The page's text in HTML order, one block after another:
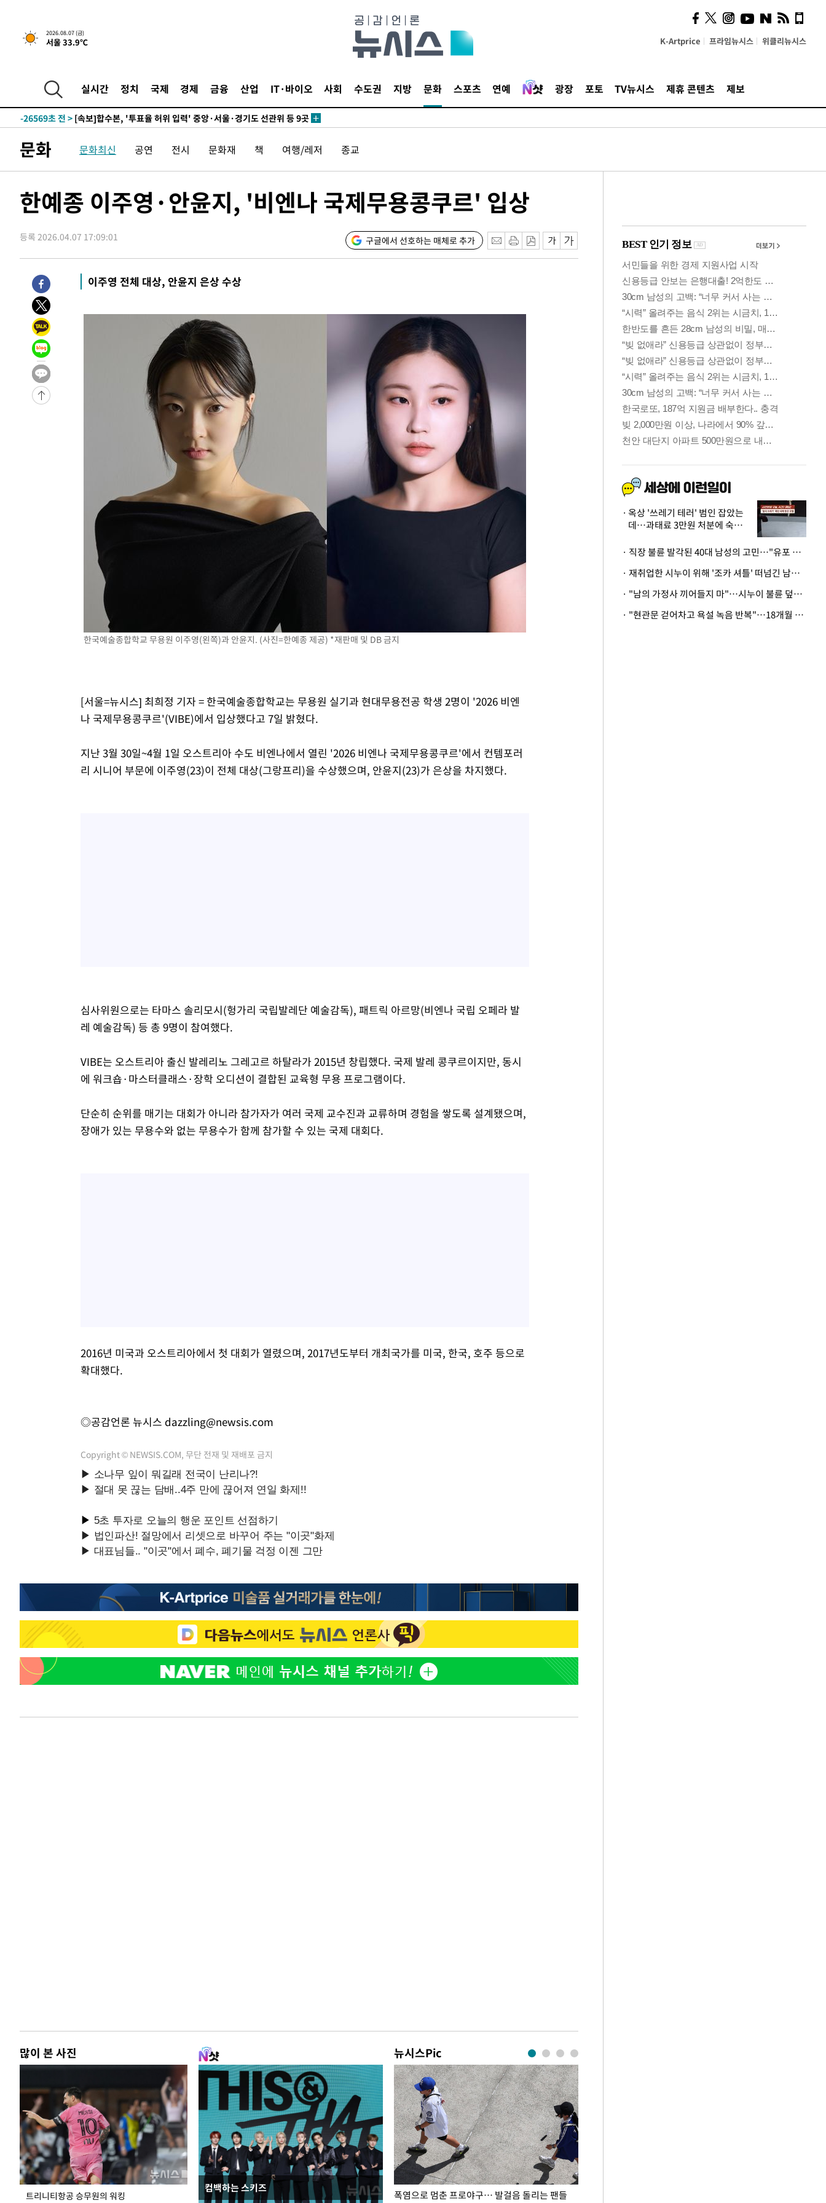
2026.08.07 (금)
서울 33.9℃ K-Artprice 프라임뉴시스 위클리뉴시스
실시간 정치 국제 경제 금융 산업 IT·바이오 사회 수도권 지방 문화 스포츠 연예 광장 포토 TV뉴시스 제휴 콘텐츠 제보
-29731초 전 >민주 콩고 에볼라환자 4천명 돌파, 4053명 발생 1850명 사망
-28981초 전 >[속보]'300억원대 사기 혐의' 차가원 대표 구속 송치
-26688초 전 >
[속보]경찰·노동부, HL만도 평택사업장 끼임 사망 관련 압수수색
-26569초 전 >
압수수색
-26324초 전 > [속보]원·달러 환율, 오전 9시 1423.8원
-26106초 전 >
[속보]코스닥, 5.95포인트(0.74%) 상승한 807.62개장
-26074초 전 >[속보]코스피, 6300선 재탈환…1.09% 오른 6365.07 개장
태
-22537초 전 >입추에도 극한더위…서울 낮 39도 '폭염중대경보'
례 큰 폭발음
-16216초 전 >[속보]美, 폴리실리콘 수입 규제…파생제품 15% 관세, 120일 후
-14367초 전 >[속보]트럼프, 美 원정출산 금지 행정명령 서명
-12067초 전 >
[속보] 뉴욕증시, 일제 하락 마감…나스닥 0.06%↓
-29731초 전 >
민주 콩고 에볼라환자 4천명 돌파, 4053명 발생 1850명 사망
-28981초 전 >
-28175초 전 >
"미 전국적 살모네라 식중독 원인은 멕시코산 할라피뇨"-- CDC
-26688초 전 >
[속보]경찰·노동부, HL만도 평택사업장 끼임 사망 관련 압수수색
-26569초 전 >
[속보]합수본, '투표율 허위 입력' 중앙·서울·경기도 선관위 등 9곳
압수수색
-26324초 전 >
[속보]원·달러 환율, 오전 9시 1423.8원
-26120초 전 >
[속보]삼성전자·SK하이닉스 동반 강보합…1%대 상승 출발
[속보]코스닥, 5.95포인트(0.74%) 상승한 807.62개장
[속보]코스피, 6300선 재탈환…1.09% 오른 6365.07 개장
시리아 다마스쿠스 교외에서 미니버스 폭발.. 14명 부상, 3명은 중
입추에도 극한더위…서울 낮 39도 '폭염중대경보'
이란, 호르무즈서 "적국 목표물들"과 대치로 남부 케슘섬에서 두차
[속보]美, 폴리실리콘 수입 규제…파생제품 15% 관세, 120일 후
[속보]트럼프, 美 원정출산 금지 행정명령 서명
[속보] 뉴욕증시, 일제 하락 마감…나스닥 0.06%↓
문화 문화최신 공연 전시 문화재 책 여행/레저 종교
한예종 이주영·안윤지, '비엔나 국제무용콩쿠르' 입상
등록 2026.04.07 17:09:01 구글에서 선호하는 매체로 추가
이주영 전체 대상, 안윤지 은상 수상
한국예술종합학교 무용원 이주영(왼쪽)과 안윤지. (사진=한예종 제공) *재판매 및 DB 금지
[서울=뉴시스] 최희정 기자 = 한국예술종합학교는 무용원 실기과 현대무용전공 학생 2명이 '2026 비엔
나 국제무용콩쿠르'(VIBE)에서 입상했다고 7일 밝혔다.
지난 3월 30일~4월 1일 오스트리아 수도 비엔나에서 열린 '2026 비엔나 국제무용콩쿠르'에서 컨템포러
리 시니어 부문에 이주영(23)이 전체 대상(그랑프리)을 수상했으며, 안윤지(23)가 은상을 차지했다.
심사위원으로는 타마스 솔리모시(헝가리 국립발레단 예술감독), 패트릭 아르망(비엔나 국립 오페라 발
레 예술감독) 등 총 9명이 참여했다.
VIBE는 오스트리아 출신 발레리노 그레고르 하탈라가 2015년 창립했다. 국제 발레 콩쿠르이지만, 동시
에 워크숍·마스터클래스·장학 오디션이 결합된 교육형 무용 프로그램이다.
단순히 순위를 매기는 대회가 아니라 참가자가 여러 국제 교수진과 교류하며 경험을 쌓도록 설계됐으며,
장애가 있는 무용수와 없는 무용수가 함께 참가할 수 있는 국제 대회다.
2016년 미국과 오스트리아에서 첫 대회가 열렸으며, 2017년도부터 개최국가를 미국, 한국, 호주 등으로
확대했다.
◎공감언론 뉴시스 dazzling@newsis.com
Copyright © NEWSIS.COM, 무단 전재 및 재배포 금지
많이 본 사진
트리니티항공 승무원의 워킹
컴백하는 스키즈
뉴시스Pic
입추 하루 앞둔 전남광주… 열화상 카메라에 담긴 폭염으로 멈춘 프로야구… 발걸음 돌리는 팬들
시, 스마트폰 액세서리에
NFC 더했다
옥상 '쓰레기 테러' 범인 잡았는
데…과태료 3만원 처분에 숙박업
· 직장 불륜 발각된 40대 남성의 고민…"유포 동료 명예훼손·협박죄 고소 가능할까"
· 재취업한 시누이 위해 '조카 셔틀' 떠넘긴 남편…아내 "난 못한다"
· "남의 가정사 끼어들지 마"…시누이 불륜 덮으려는 남편에 억울한 아내
· "현관문 걷어차고 욕설 녹음 반복"…18개월 아기 키우는 집 뒤흔든 '앞집의 비극'